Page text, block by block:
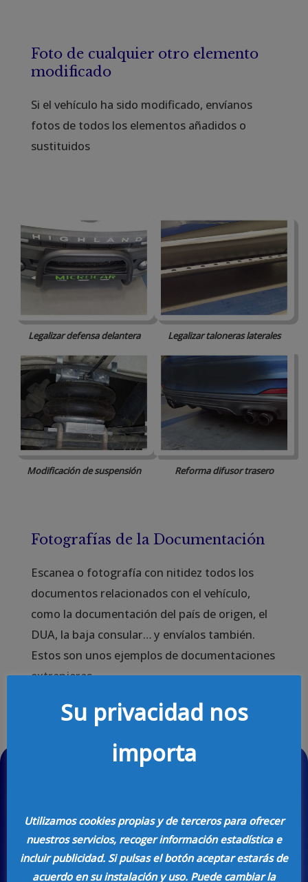
Foto de cualquier otro elemento
modificado
Si el vehículo ha sido modificado, envíanos
fotos de todos los elementos añadidos o
sustituidos
Legalizar defensa delantera Legalizar taloneras laterales
Modificación de suspensión Reforma difusor trasero
Fotografías de la Documentación
Escanea o fotografía con nitidez todos los
documentos relacionados con el vehículo,
como la documentación del país de origen, el
DUA, la baja consular… y envíalos también.
Estos son unos ejemplos de documentaciones
extranjeras.
matricular un vehículo importado o uno
histórico?
Su privacidad nos
importa
Utilizamos cookies propias y de terceros para ofrecer
nuestros servicios, recoger información estadística e
incluir publicidad. Si pulsas el botón aceptar estarás de
acuerdo en su instalación y uso. Puede cambiar la